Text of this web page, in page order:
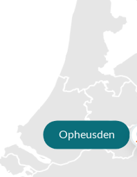
Heb je nog vragen over
0488-441220
of maak
Uiteraard ben je ook van
Opheusden, Duiven of
je graag van een
Waarom kopen bij
tuinmeubelen?
✔ 80 jaar ervaring
Opheusden